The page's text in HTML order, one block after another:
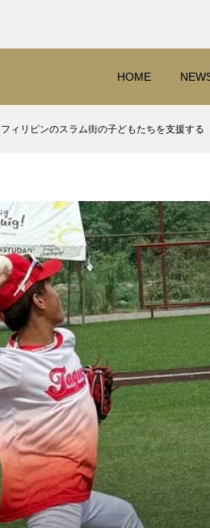
HOME
フィリピンのスラム街の子どもたちを支援す